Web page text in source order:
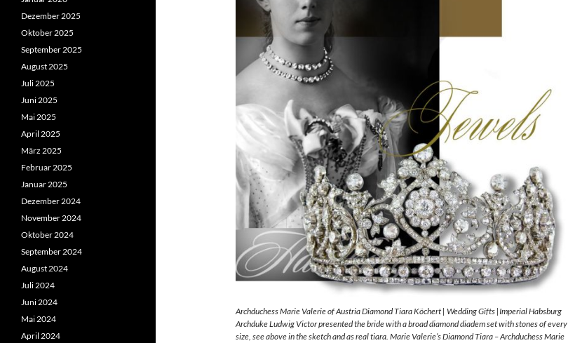
Archduchess Marie Valerie of Austria Diamond Tiara Köchert | Wedding Gifts |Imperial Habsburg
Archduke Ludwig Victor presented the bride with a broad diamond diadem set with stones of every
size, see above in the sketch and as real tiara. Marie Valerie’s Diamond Tiara – Archduchess Marie
Dezember 2025
Oktober 2025
September 2025
August 2025
Juli 2025
Juni 2025
Mai 2025
April 2025
März 2025
Februar 2025
Januar 2025
Dezember 2024
November 2024
Oktober 2024
September 2024
August 2024
Juli 2024
Juni 2024
Mai 2024
April 2024